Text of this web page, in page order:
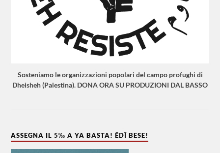
Sosteniamo le organizzazioni popolari del campo profughi di
Dheisheh (Palestina). DONA ORA SU PRODUZIONI DAL BASSO
ASSEGNA IL 5‰ A YA BASTA! ÊDÎ BESE!